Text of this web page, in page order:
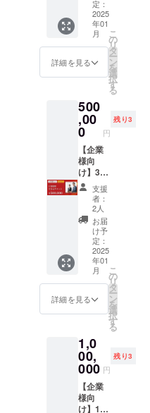
ケット
分で差
し引か
せて頂
きま
す。 ※
企業側
に管理
実装さ
れ次第
個別で
順次
メール
でご案
内しま
す。 ※
有効期
限：
2025年
1月から
2026年
12月31
日まで
り次第
活動報
告か個
別でお
伝えさ
せて頂
きま
す。 ※
は余白
含みま
す。
るチ
ケット
をお届
けいた
しま
す。 ・
下記の
流れで
いたし
ます。
①企業
が情報
の登録
②欲し
い職種
情報の
登録 ③
登録し
た職種
の審査
④求人
応募を
公開 ⑤
求職者
からの
応募 ⑥
企業側
の選考
⑧採用
報告 ⑨
紹介料
のお支
払い ※
チケッ
ト分で
定：
2025
年01
月
詳細を見る
こ
の
リ
タ
ー
ン
を
選
択
す
る
500
,00
0 円
残り3
【企業
様向
け】3名
採用で
きるチ
ケット
●3名採
用でき
るチ
ケット
をお届
けいた
しま
す。 ・
下記の
流れで
いたし
ます。
①企業
が情報
の登録
②欲し
い職種
支援
者：
2人
お届
け予
定：
2025
年01
月
詳細を見る
こ
の
リ
タ
ー
ン
を
選
択
す
る
1,0
00,
000 円
残り3
【企業
様向
け】10